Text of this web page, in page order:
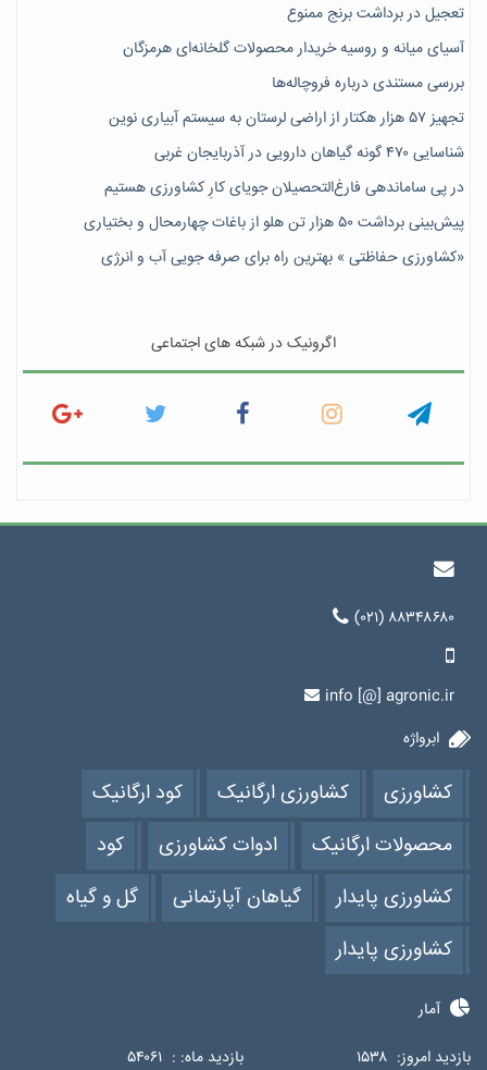
تعجیل در برداشت برنج ممنوع
آسیای میانه و روسیه خریدار محصولات گلخانه‌ای هرمزگان
بررسی مستندی درباره فروچاله‌ها
تجهیز ۵۷ هزار هکتار از اراضی لرستان به سیستم آبیاری نوین
شناسایی ۴۷٠ گونه گیاهان دارویی در آذربایجان غربی
در پی ساماندهی فارغ‌التحصیلان جویای کارِ کشاورزی هستیم
پیش‎‌بینی برداشت ۵۰ هزار تن هلو از باغات چهارمحال و بختیاری
«کشاورزی حفاظتی » بهترین راه برای صرفه جویی آب و انرژی
اگرونیک در شبکه های اجتماعی
(۰۲۱) ۸۸۳۴۸۶۸۰
info [@] agronic.ir
ابرواژه
کشاورزی کشاورزی ارگانیک
کود ارگانیک
محصولات ارگانیک
ادوات کشاورزی
کود
کشاورزی پایدار
گیاهان آپارتمانی
گل و گیاه
کشاورزی پایدار
آمار
بازدید امروز: ۱۵۳۸ بازدید ماه: : ۵۴۰۶۱